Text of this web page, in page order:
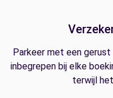
Parkeer met een gerust
inbegrepen bij elke
terwijl